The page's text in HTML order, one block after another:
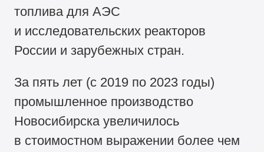
топлива для АЭС
и исследовательских реакторов
России и зарубежных стран.
За пять лет (с 2019 по 2023 годы)
промышленное производство
Новосибирска увеличилось
в стоимостном выражении более чем